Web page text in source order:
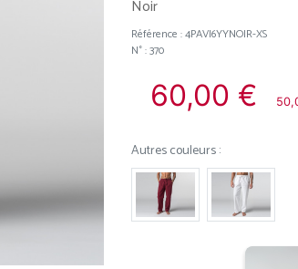
Noir
Référence :4PAVI6YYNOIR-XS
N° : 370
60,00 €
Autres couleurs :